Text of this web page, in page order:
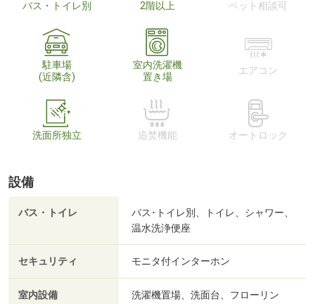
バス・トイレ別 2階以上 ペット相談可
駐車場
(近隣含)
室内洗濯機
置き場
エアコン
洗面所独立 追焚機能 オートロック
設備
バス・トイレ
バス･トイレ別、トイレ、シャワー、
温水洗浄便座
セキュリティ モニタ付インターホン
室内設備
洗濯機置場、洗面台、フローリン